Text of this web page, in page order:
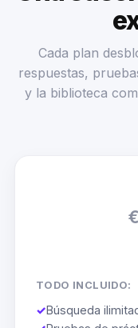
Cada plan
respuestas,
y la biblioteca
€
TODO INCLUIDO:
✓Búsqueda